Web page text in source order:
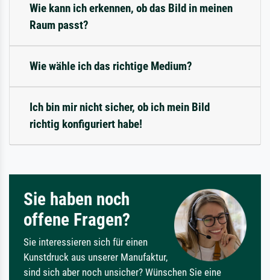
Wie kann ich erkennen, ob das Bild in meinen
Raum passt?
Wie wähle ich das richtige Medium?
Ich bin mir nicht sicher, ob ich mein Bild
richtig konfiguriert habe!
Sie haben noch
offene Fragen?
Sie interessieren sich für einen
Kunstdruck aus unserer Manufaktur,
sind sich aber noch unsicher? Wünschen Sie eine